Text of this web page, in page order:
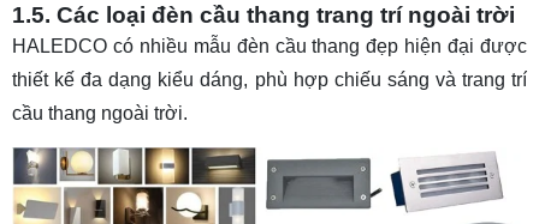
1.5. Các loại đèn cầu thang trang trí ngoài trời
HALEDCO có nhiều mẫu đèn cầu thang đẹp hiện đại được
thiết kế đa dạng kiểu dáng, phù hợp chiếu sáng và trang trí
cầu thang ngoài trời.